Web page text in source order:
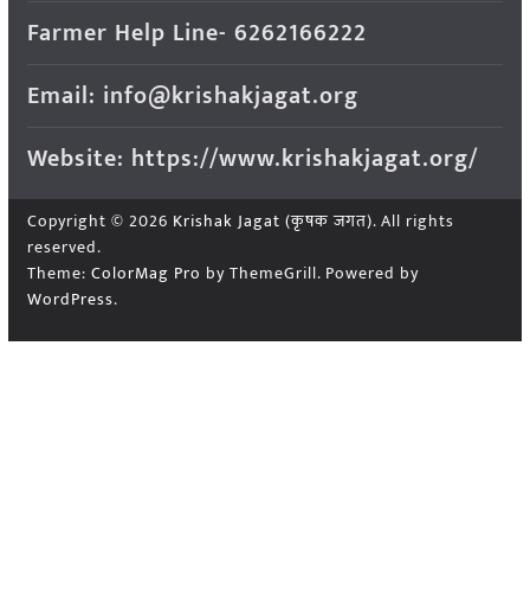
Farmer Help Line- 6262166222
Email: info@krishakjagat.org
Website: https://www.krishakjagat.org/
Copyright © 2026 Krishak Jagat (कृषक जगत). All rights
reserved.
Theme: ColorMag Pro by ThemeGrill. Powered by
WordPress.